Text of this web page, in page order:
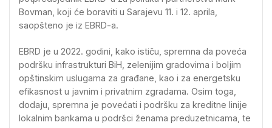
Bovman, koji će boraviti u Sarajevu 11. i 12. aprila,
saopšteno je iz EBRD-a.
EBRD je u 2022. godini, kako ističu, spremna da poveća
podršku infrastrukturi BiH, zelenijim gradovima i boljim
opštinskim uslugama za građane, kao i za energetsku
efikasnost u javnim i privatnim zgradama. Osim toga,
dodaju, spremna je povećati i podršku za kreditne linije
lokalnim bankama u podršci ženama preduzetnicama, te